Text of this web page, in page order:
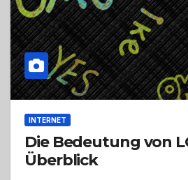
INTERNET
Die Bedeutung von
Überblick